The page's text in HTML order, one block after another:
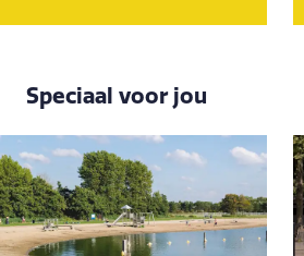
Speciaal voor jou